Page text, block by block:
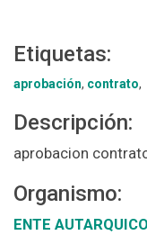
Etiquetas:
aprobación, contrato,
Descripción:
aprobacion
Organismo:
ENTE